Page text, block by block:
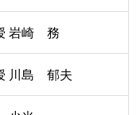
岩崎 務
川島 郁夫